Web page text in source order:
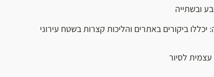
ובשתייה
יכללו ביקורים באתרים והליכות קצרות בשטח עירוני
לסיור